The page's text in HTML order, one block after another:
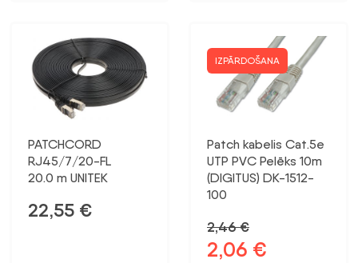
PATCHCORD
RJ45/7/20-FL
20.0 m UNITEK
22,55 €
IZPĀRDOŠANA
Patch kabelis Cat.5e
UTP PVC Pelēks 10m
(DIGITUS) DK-1512-
100
2,46€
Sākotnējā
2,06 €